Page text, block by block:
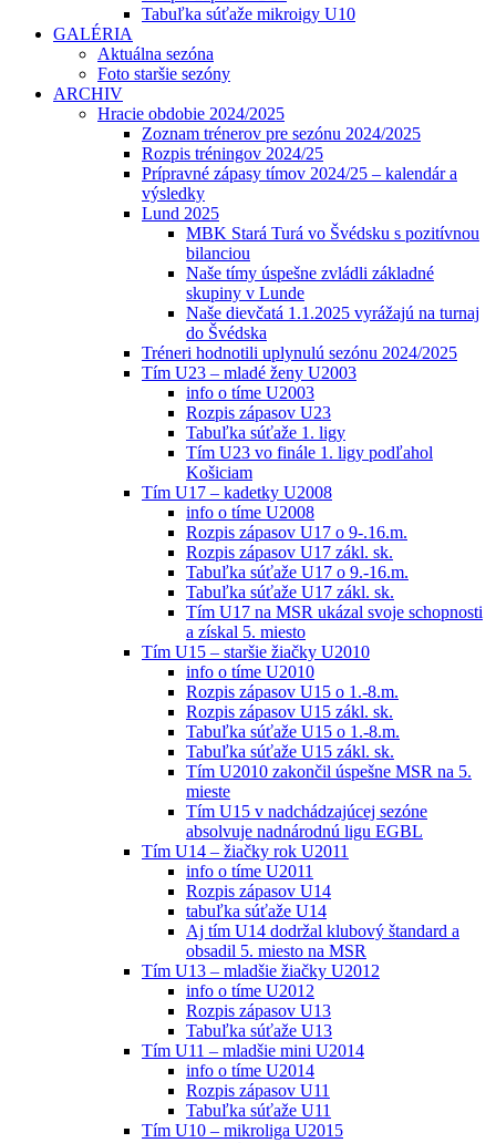
Tabuľka súťaže mikroigy U10
GALÉRIA
Aktuálna sezóna
Foto staršie sezóny
ARCHIV
Hracie obdobie 2024/2025
Zoznam trénerov pre sezónu 2024/2025
Rozpis tréningov 2024/25
Prípravné zápasy tímov 2024/25 – kalendár a
výsledky
Lund 2025
MBK Stará Turá vo Švédsku s pozitívnou
bilanciou
Naše tímy úspešne zvládli základné
skupiny v Lunde
Naše dievčatá 1.1.2025 vyrážajú na turnaj
do Švédska
Tréneri hodnotili uplynulú sezónu 2024/2025
Tím U23 – mladé ženy U2003
info o tíme U2003
Rozpis zápasov U23
Tabuľka súťaže 1. ligy
Tím U23 vo finále 1. ligy podľahol
Košiciam
Tím U17 – kadetky U2008
info o tíme U2008
Rozpis zápasov U17 o 9-.16.m.
Rozpis zápasov U17 zákl. sk.
Tabuľka súťaže U17 o 9.-16.m.
Tabuľka súťaže U17 zákl. sk.
Tím U17 na MSR ukázal svoje schopnosti
a získal 5. miesto
Tím U15 – staršie žiačky U2010
info o tíme U2010
Rozpis zápasov U15 o 1.-8.m.
Rozpis zápasov U15 zákl. sk.
Tabuľka súťaže U15 o 1.-8.m.
Tabuľka súťaže U15 zákl. sk.
Tím U2010 zakončil úspešne MSR na 5.
mieste
Tím U15 v nadchádzajúcej sezóne
absolvuje nadnárodnú ligu EGBL
Tím U14 – žiačky rok U2011
info o tíme U2011
Rozpis zápasov U14
tabuľka súťaže U14
Aj tím U14 dodržal klubový štandard a
obsadil 5. miesto na MSR
Tím U13 – mladšie žiačky U2012
info o tíme U2012
Rozpis zápasov U13
Tabuľka súťaže U13
Tím U11 – mladšie mini U2014
info o tíme U2014
Rozpis zápasov U11
Tabuľka súťaže U11
Tím U10 – mikroliga U2015